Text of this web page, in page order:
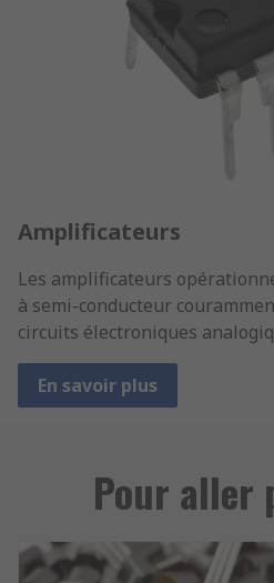
Amplificateurs
Les amplificateurs
à semi-conducteur
circuits électroniques
En savoir plus
Pour aller